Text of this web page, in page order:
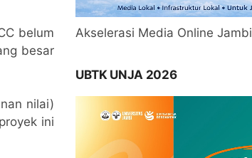
belum
besar
nilai)
ini
Akselerasi Media Online Jambi
UBTK UNJA 2026